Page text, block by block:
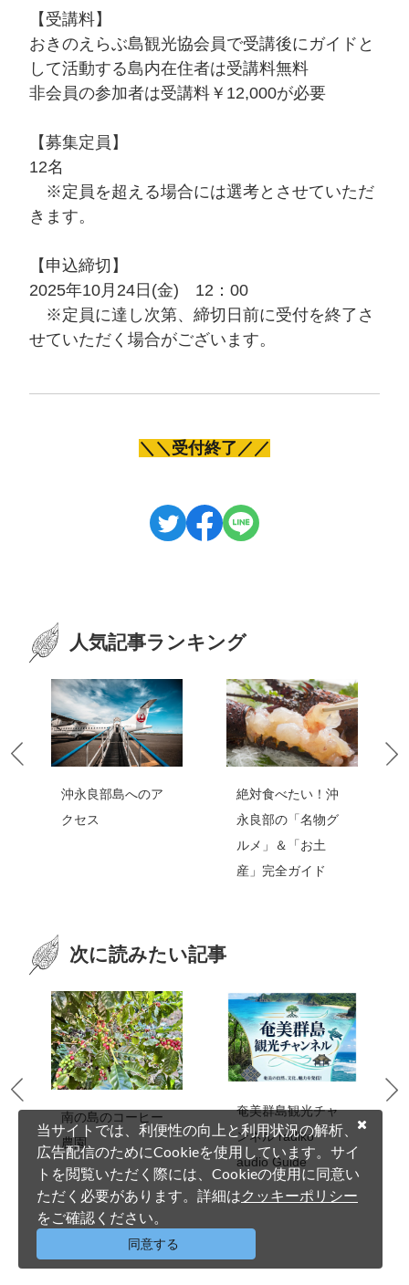
【受講料】
おきのえらぶ島観光協会員で受講後にガイドと
して活動する島内在住者は受講料無料
非会員の参加者は受講料￥12,000が必要
【募集定員】
12名
※定員を超える場合には選考とさせていただ
きます。
【申込締切】
2025年10月24日(金) 12：00
※定員に達し次第、締切日前に受付を終了さ
せていただく場合がございます。
＼＼受付終了／／
人気記事ランキング
沖永良部島へのア
クセス
絶対食べたい！沖
永良部の「名物グ
ルメ」＆「お土
産」完全ガイド
次に読みたい記事
南の島のコーヒー
農園
奄美群島観光チャ
ンネル radiko
audio Guide
当サイトでは、利便性の向上と利用状況の解析、
広告配信のためにCookieを使用しています。サイ
トを閲覧いただく際には、Cookieの使用に同意い
ただく必要があります。詳細はクッキーポリシー
をご確認ください。
同意する